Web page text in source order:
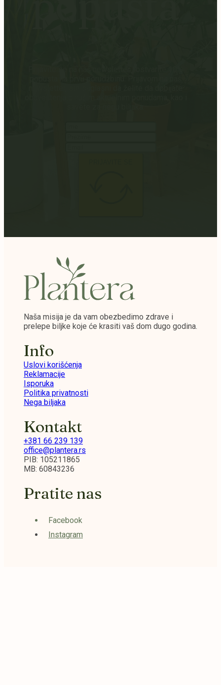
Naša misija je da vam obezbedimo zdrave i
prelepe biljke koje će krasiti vaš dom dugo godina.
Info
Uslovi korišćenja
Reklamacije
Isporuka
Politika privatnosti
Nega biljaka
Kontakt
+381 66 239 139
office@plantera.rs
PIB: 105211865
MB: 60843236
Pratite nas
Facebook
Instagram